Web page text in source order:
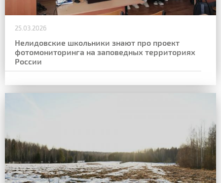
25.03.2026
Нелидовские школьники знают про проект
фотомониторинга на заповедных территориях
России